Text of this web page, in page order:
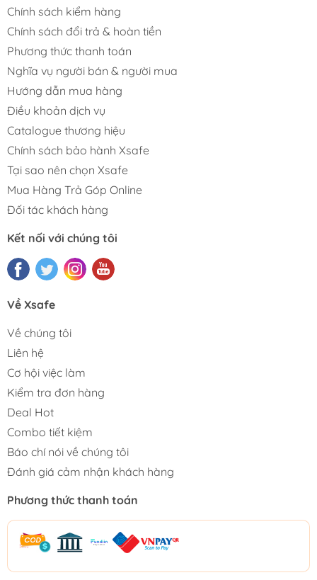
Chính sách kiểm hàng
Chính sách đổi trả & hoàn tiền
Phương thức thanh toán
Nghĩa vụ người bán & người mua
Hướng dẫn mua hàng
Điều khoản dịch vụ
Catalogue thương hiệu
Chính sách bảo hành Xsafe
Tại sao nên chọn Xsafe
Mua Hàng Trả Góp Online
Đối tác khách hàng
Kết nối với chúng tôi
Về Xsafe
Về chúng tôi
Liên hệ
Cơ hội việc làm
Kiểm tra đơn hàng
Deal Hot
Combo tiết kiệm
Báo chí nói về chúng tôi
Đánh giá cảm nhận khách hàng
Phương thức thanh toán